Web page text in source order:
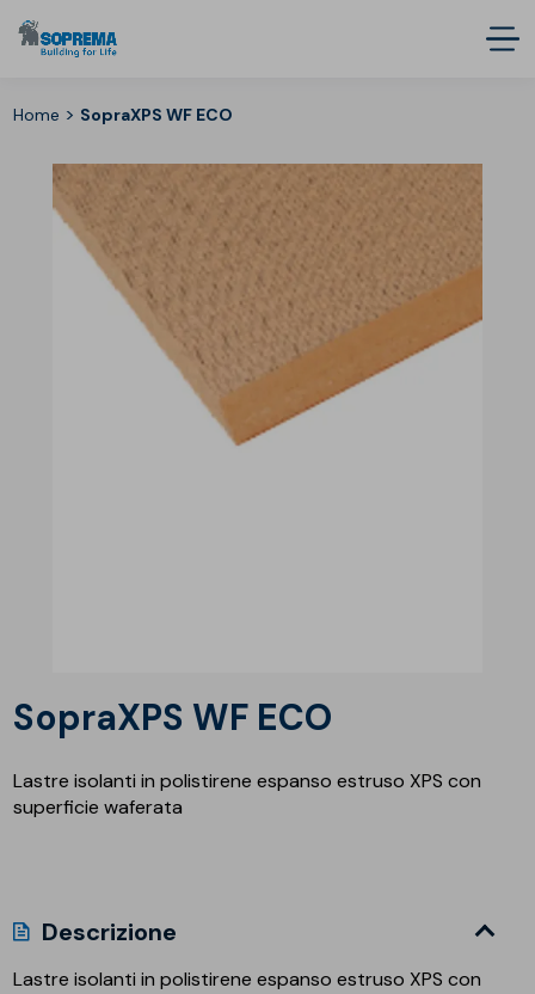
Home > SopraXPS WF ECO
SopraXPS WF ECO
Lastre isolanti in polistirene espanso estruso XPS con
superficie waferata
Descrizione
Lastre isolanti in polistirene espanso estruso XPS con